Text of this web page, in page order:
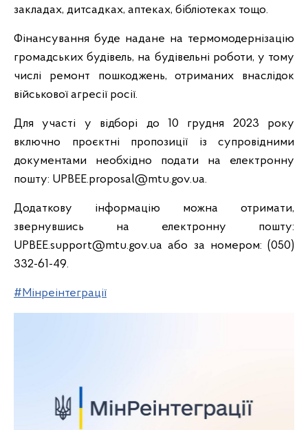
закладах, дитсадках, аптеках, бібліотеках тощо.
Фінансування буде надане на термомодернізацію
громадських будівель, на будівельні роботи, у тому
числі ремонт пошкоджень, отриманих внаслідок
військової агресії росії.
Для участі у відборі до 10 грудня 2023 року
включно проєктні пропозиції із супровідними
документами необхідно подати на електронну
пошту: UPBEE.proposal@mtu.gov.ua.
Додаткову інформацію можна отримати,
звернувшись на електронну пошту:
UPBEE.support@mtu.gov.ua або за номером: (050)
332-61-49.
#Мінреінтеграції